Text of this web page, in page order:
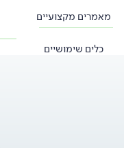
מאמרים מקצועיים
כלים שימושיים